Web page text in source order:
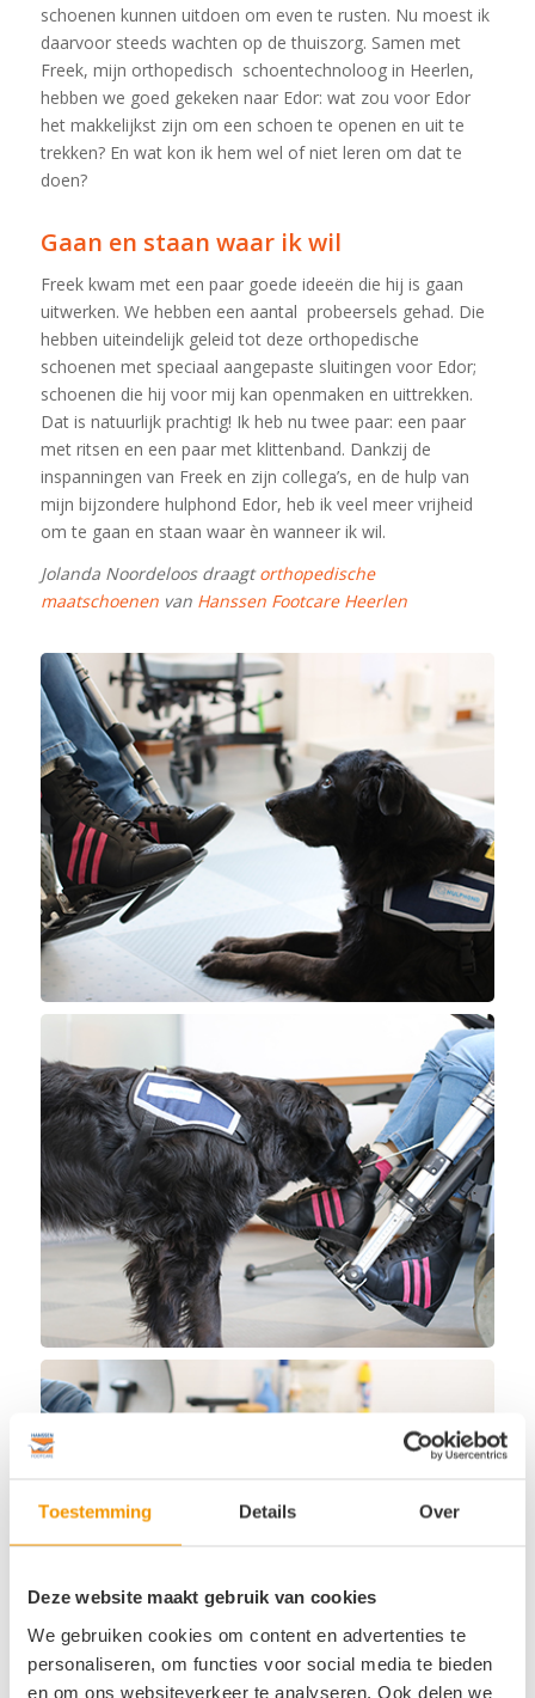
Toestemming Details Over
Deze website maakt gebruik van cookies
We gebruiken cookies om content en advertenties te
personaliseren, om functies voor social media te bieden
en om ons websiteverkeer te analyseren. Ook delen we
schoenen kunnen uitdoen om even te rusten. Nu moest ik
daarvoor steeds wachten op de thuiszorg. Samen met
Freek, mijn orthopedisch schoentechnoloog in Heerlen,
hebben we goed gekeken naar Edor: wat zou voor Edor
het makkelijkst zijn om een schoen te openen en uit te
trekken? En wat kon ik hem wel of niet leren om dat te
doen?
Gaan en staan waar ik wil
Freek kwam met een paar goede ideeën die hij is gaan
uitwerken. We hebben een aantal probeersels gehad. Die
hebben uiteindelijk geleid tot deze orthopedische
schoenen met speciaal aangepaste sluitingen voor Edor;
schoenen die hij voor mij kan openmaken en uittrekken.
Dat is natuurlijk prachtig! Ik heb nu twee paar: een paar
met ritsen en een paar met klittenband. Dankzij de
inspanningen van Freek en zijn collega’s, en de hulp van
mijn bijzondere hulphond Edor, heb ik veel meer vrijheid
om te gaan en staan waar èn wanneer ik wil.
Jolanda Noordeloos draagtorthopedische
maatschoenenvan Hanssen Footcare Heerlen